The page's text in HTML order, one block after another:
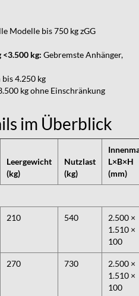
Modelle bis 750 kg zGG
kg: Gebremste Anhänger,
4.250 kg
kg ohne Einschränkung
im Überblick
Leergewicht
(kg)
Nutzlast
(kg)
L×B×H
(mm)
210 540
2.500 ×
1.510 ×
100
270 730
2.500 ×
1.510 ×
100